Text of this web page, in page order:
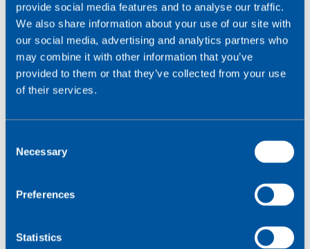
provide social media features and to analyse our traffic.
We also share information about your use of our site with
our social media, advertising and analytics partners who
may combine it with other information that you’ve
provided to them or that they’ve collected from your use
of their services.
Necessary
Preferences
Statistics
"Die Realität von SGP.32 wird in den Vordergrund
rücken - es wird sich die Erkenntnis durchsetzen, dass
eSIM nur ein Mittel zur Bereitstellung von Konnektivität
ist und nicht unbedingt ein neues Einhornprodukt, das
die Branche verändern wird. Anbieter, die ein breites
Der Traum von einer echten
Fernkonnektivitätsbereitstellung wird sich erfüllen, so
diejenigen, die keine starken Konnektivitätsprodukte